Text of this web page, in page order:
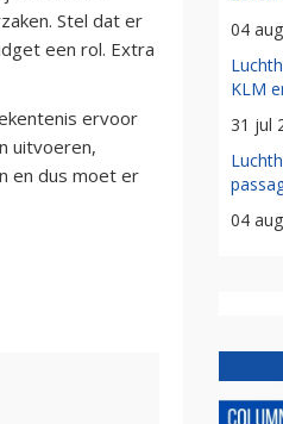
Stel dat er
een rol. Extra
ervoor
uitvoeren,
en dus moet er
04
KLM
31 jul
04